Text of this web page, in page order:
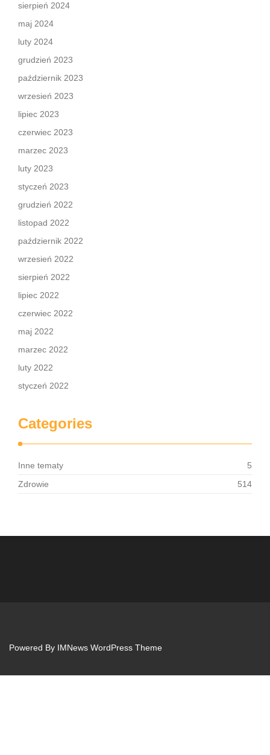
sierpień 2024
maj 2024
luty 2024
grudzień 2023
październik 2023
wrzesień 2023
lipiec 2023
czerwiec 2023
marzec 2023
luty 2023
styczeń 2023
grudzień 2022
listopad 2022
październik 2022
wrzesień 2022
sierpień 2022
lipiec 2022
czerwiec 2022
maj 2022
marzec 2022
luty 2022
styczeń 2022
Categories
Inne tematy
5
Zdrowie
514
Powered By IMNews WordPress Theme